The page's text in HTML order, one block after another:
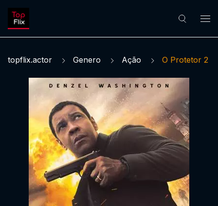
topflix.actor Genero Ação O Protetor 2